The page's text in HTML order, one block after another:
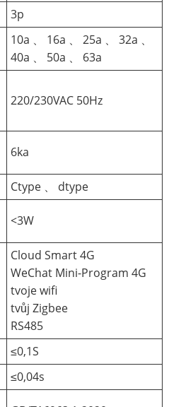
3p
10a 、 16a 、 25a 、 32a 、
40a 、 50a 、 63a
220/230VAC 50Hz
6ka
Ctype 、 dtype
<3W
Cloud Smart 4G
WeChat Mini-Program 4G
tvoje wifi
tvůj Zigbee
RS485
≤0,1S
≤0,04s